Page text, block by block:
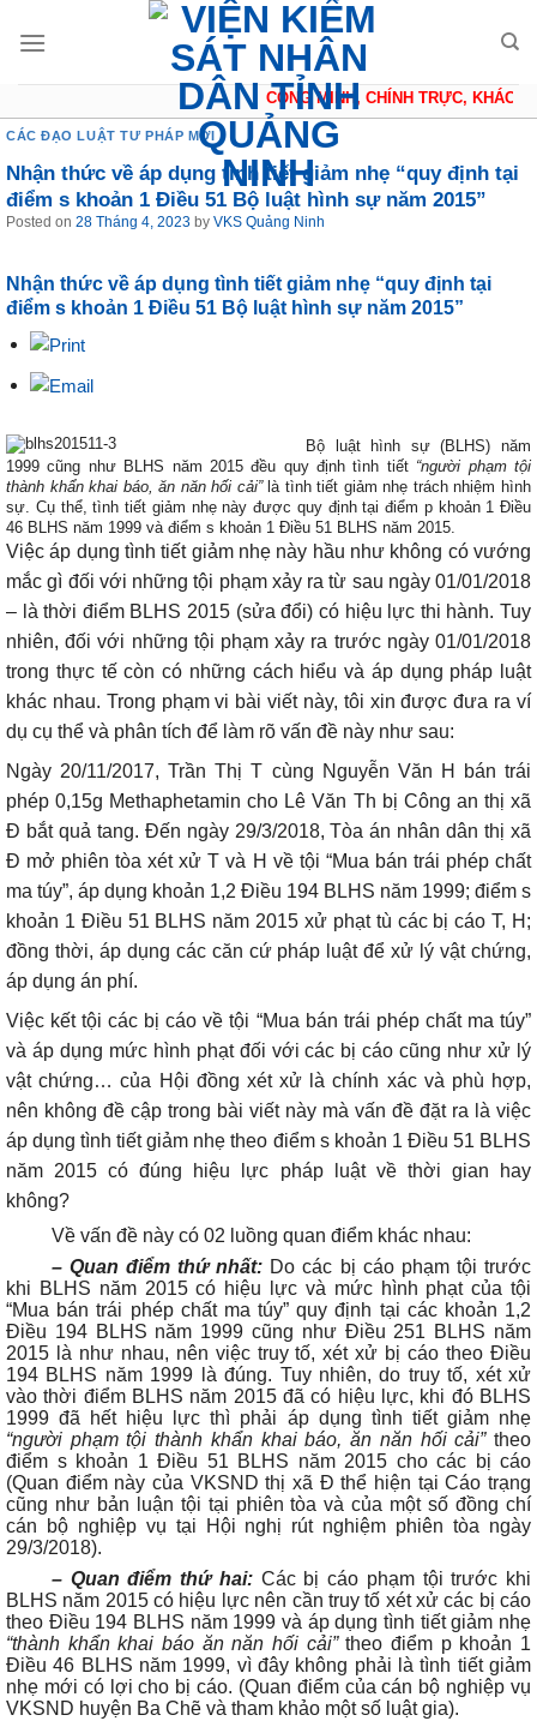
CÔNG MINH, CHÍNH TRỰC, KHÁCH
CÁC ĐẠO LUẬT TƯ PHÁP MỚI
Nhận thức về áp dụng tình tiết giảm nhẹ “quy định tại
điểm s khoản 1 Điều 51 Bộ luật hình sự năm 2015”
Posted on 28 Tháng 4, 2023 by VKS Quảng Ninh
Nhận thức về áp dụng tình tiết giảm nhẹ “quy định tại
điểm s khoản 1 Điều 51 Bộ luật hình sự năm 2015”
Bộ luật hình sự (BLHS) năm
1999 cũng như BLHS năm 2015 đều quy định tình tiết “người phạm tội
thành khẩn khai báo, ăn năn hối cải”là tình tiết giảm nhẹ trách nhiệm hình
sự. Cụ thể, tình tiết giảm nhẹ này được quy định tại điểm p khoản 1 Điều
46 BLHS năm 1999 và điểm s khoản 1 Điều 51 BLHS năm 2015.
Việc áp dụng tình tiết giảm nhẹ này hầu như không có vướng
mắc gì đối với những tội phạm xảy ra từ sau ngày 01/01/2018
– là thời điểm BLHS 2015 (sửa đổi) có hiệu lực thi hành. Tuy
nhiên, đối với những tội phạm xảy ra trước ngày 01/01/2018
trong thực tế còn có những cách hiểu và áp dụng pháp luật
khác nhau. Trong phạm vi bài viết này, tôi xin được đưa ra ví
dụ cụ thể và phân tích để làm rõ vấn đề này như sau:
Ngày 20/11/2017, Trần Thị T cùng Nguyễn Văn H bán trái
phép 0,15g Methaphetamin cho Lê Văn Th bị Công an thị xã
Đ bắt quả tang. Đến ngày 29/3/2018, Tòa án nhân dân thị xã
Đ mở phiên tòa xét xử T và H về tội “Mua bán trái phép chất
ma túy”, áp dụng khoản 1,2 Điều 194 BLHS năm 1999; điểm s
khoản 1 Điều 51 BLHS năm 2015 xử phạt tù các bị cáo T, H;
đồng thời, áp dụng các căn cứ pháp luật để xử lý vật chứng,
áp dụng án phí.
Việc kết tội các bị cáo về tội “Mua bán trái phép chất ma túy”
và áp dụng mức hình phạt đối với các bị cáo cũng như xử lý
vật chứng… của Hội đồng xét xử là chính xác và phù hợp,
nên không đề cập trong bài viết này mà vấn đề đặt ra là việc
áp dụng tình tiết giảm nhẹ theo điểm s khoản 1 Điều 51 BLHS
năm 2015 có đúng hiệu lực pháp luật về thời gian hay
không?
Về vấn đề này có 02 luồng quan điểm khác nhau:
– Quan điểm thứ nhất: Do các bị cáo phạm tội trước
khi BLHS năm 2015 có hiệu lực và mức hình phạt của tội
“Mua bán trái phép chất ma túy” quy định tại các khoản 1,2
Điều 194 BLHS năm 1999 cũng như Điều 251 BLHS năm
2015 là như nhau, nên việc truy tố, xét xử bị cáo theo Điều
194 BLHS năm 1999 là đúng. Tuy nhiên, do truy tố, xét xử
vào thời điểm BLHS năm 2015 đã có hiệu lực, khi đó BLHS
1999 đã hết hiệu lực thì phải áp dụng tình tiết giảm nhẹ
“người phạm tội thành khẩn khai báo, ăn năn hối cải”theo
điểm s khoản 1 Điều 51 BLHS năm 2015 cho các bị cáo
(Quan điểm này của VKSND thị xã Đ thể hiện tại Cáo trạng
cũng như bản luận tội tại phiên tòa và của một số đồng chí
cán bộ nghiệp vụ tại Hội nghị rút nghiệm phiên tòa ngày
29/3/2018).
– Quan điểm thứ hai:Các bị cáo phạm tội trước khi
BLHS năm 2015 có hiệu lực nên cần truy tố xét xử các bị cáo
theo Điều 194 BLHS năm 1999 và áp dụng tình tiết giảm nhẹ
“thành khẩn khai báo ăn năn hối cải”theo điểm p khoản 1
Điều 46 BLHS năm 1999, vì đây không phải là tình tiết giảm
nhẹ mới có lợi cho bị cáo. (Quan điểm của cán bộ nghiệp vụ
VKSND huyện Ba Chẽ và tham khảo một số luật gia).